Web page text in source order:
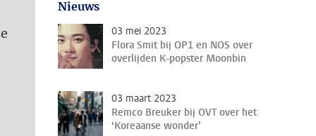
Nieuws
03 mei 2023
Flora Smit bij OP1 en NOS over
overlijden K-popster Moonbin
03 maart 2023
Remco Breuker bij OVT over het
‘Koreaanse wonder’